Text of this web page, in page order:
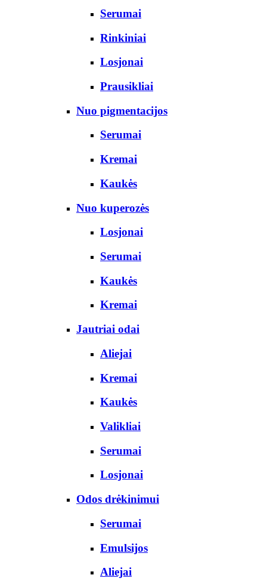
Serumai
Rinkiniai
Losjonai
Prausikliai
Nuo pigmentacijos
Serumai
Kremai
Kaukės
Nuo kuperozės
Losjonai
Serumai
Kaukės
Kremai
Jautriai odai
Aliejai
Kremai
Kaukės
Valikliai
Serumai
Losjonai
Odos drėkinimui
Serumai
Emulsijos
Aliejai